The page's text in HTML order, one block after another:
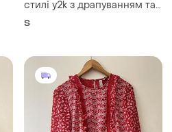
стилі y2k з драпуванням та
вузлами-вирізами (з
S